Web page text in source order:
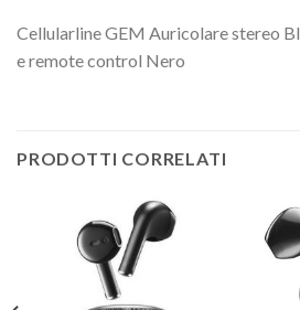
Cellularline GEM Auricolare stereo
e remote control Nero
PRODOTTI CORRELATI